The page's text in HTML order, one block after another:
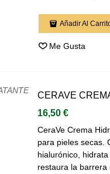
Añadir Al
Me Gusta
CERAVE
16,50 €
CeraVe Crema
para pieles secas.
hialurónico,
restaura la barrera